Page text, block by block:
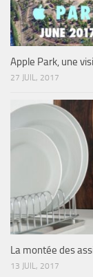
Apple Park, une
27 JUIL, 2017
La montée des
13 JUIL, 2017